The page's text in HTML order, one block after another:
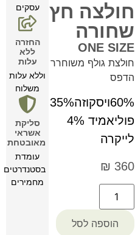
חולצה חץ
שחורה
ONE SIZE
חולצת גולף משוחרר
הדפס
60%ויסקוזה35%
פוליאמיד 4%
לייקרה
360
₪
הוספה לסל
עסקים
החזרה
ללא
עלות
וללא עלות
משלוח
סליקת
אשראי
מאובטחת
עומדת
בסטנדרטים
מחמירים